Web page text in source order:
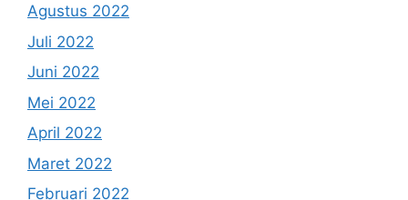
Agustus 2022
Juli 2022
Juni 2022
Mei 2022
April 2022
Maret 2022
Februari 2022